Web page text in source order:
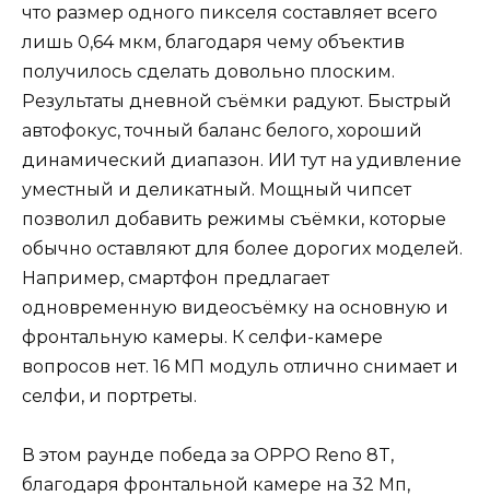
что размер одного пикселя составляет всего
лишь 0,64 мкм, благодаря чему объектив
получилось сделать довольно плоским.
Результаты дневной съёмки радуют. Быстрый
автофокус, точный баланс белого, хороший
динамический диапазон. ИИ тут на удивление
уместный и деликатный. Мощный чипсет
позволил добавить режимы съёмки, которые
обычно оставляют для более дорогих моделей.
Например, смартфон предлагает
одновременную видеосъёмку на основную и
фронтальную камеры. К селфи-камере
вопросов нет. 16 МП модуль отлично снимает и
селфи, и портреты.
В этом раунде победа за OPPO Reno 8T,
благодаря фронтальной камере на 32 Мп,